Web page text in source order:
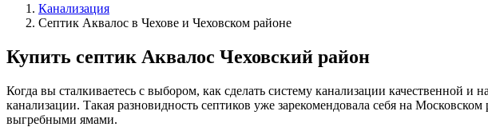
Канализация
Септик Аквалос в Чехове и Чеховском районе
Купить септик Аквалос Чеховский район
Когда вы сталкиваетесь с выбором, как сделать систему канализации качественной и
канализации. Такая разновидность септиков уже зарекомендовала себя на
выгребными ямами.